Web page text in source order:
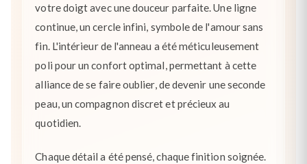
votre doigt avec une douceur parfaite. Une ligne
continue, un cercle infini, symbole de l'amour sans
fin. L'intérieur de l'anneau a été méticuleusement
poli pour un confort optimal, permettant à cette
alliance de se faire oublier, de devenir une seconde
peau, un compagnon discret et précieux au
quotidien.
Chaque détail a été pensé, chaque finition soignée.